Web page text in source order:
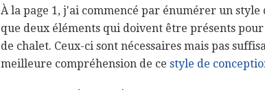
À la page 1, j'ai commencé par énumérer un
que deux éléments qui doivent être présents
de chalet. Ceux-ci sont nécessaires mais pas
meilleure compréhension de ce style de